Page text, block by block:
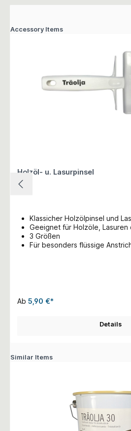
Accessory Items
Holzöl- u. Lasurpinsel
Klassicher Holzölpinsel und
Geeignet für Holzöle, Lasuren
3 Größen
Für besonders flüssige
Ab 5,90 €*
Details
Similar Items